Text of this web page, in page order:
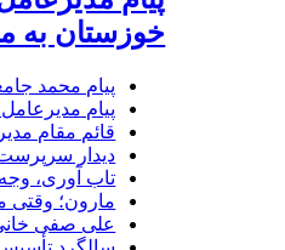
خوزستان به
پیام محمد
پیام
قائم مقام
دیدار
تاب آوری،
مارون؛ وقتی
علی صفی